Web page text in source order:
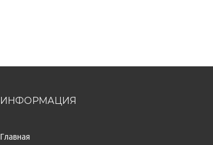
ИНФОРМАЦИЯ
Главная